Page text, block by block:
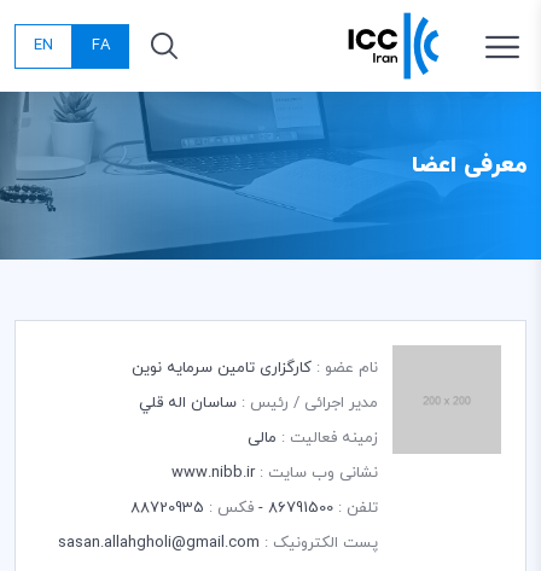
FA
EN
معرفی اعضا
نام عضو : کارگزاری تامین سرمایه نوین
مدیر اجرائی / رئیس : ساسان اله قلي
زمینه فعالیت : مالی
نشانی وب سایت :www.nibb.ir
تلفن : 86791500 - فکس : 88720935
پست الکترونیک : sasan.allahgholi@gmail.com